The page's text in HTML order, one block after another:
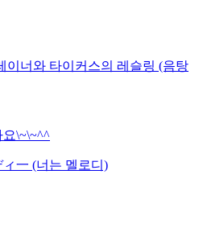
이너와 타이커스의 레슬링 (음탕
요\~\~^^
一 (너는 멜로디)